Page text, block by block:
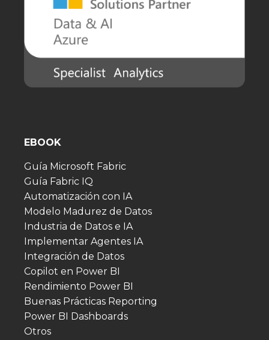
EBOOK
Guía Microsoft Fabric
Guía Fabric IQ
Automatización con IA
Modelo Madurez de Datos
Industria de Datos e IA
Implementar Agentes IA
Integración de Datos
Copilot en Power BI
Rendimiento Power BI
Buenas Prácticas Reporting
Power BI Dashboards
Otros